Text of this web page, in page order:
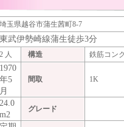
埼玉県越谷市蒲生茜町8-7
東武伊勢崎線蒲生徒歩3分
2 人 構造 鉄筋コン
1970
年5
月
間取 1K
24.0
m2
グレード